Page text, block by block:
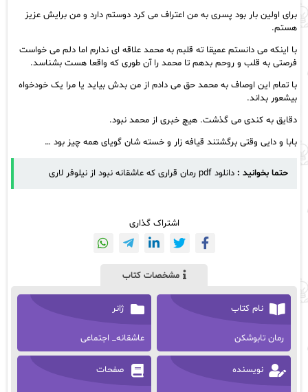
برای اولین بار بود پسری به من اعتراف می کرد دوستم دارد و من برایش عزیز
هستم.
با اینکه می دانستم عمیقا ته قلبم به محمد علاقه ای ندارم اما دلم می خواست
فرصتی به قلب و روحم بدهم تا محمد را آن طوری که واقعا هست بشناسد.
با تمام این اوصاف به محمد حق می دادم از من بدش بیاید یا مرا یک خودخواه
بیشعور بداند.
دقایق به کندی می گذشت. هیچ خبری از محمد نبود.
بابا و دایی وقتی برگشتند قیافه زار و خسته شان گویای همه چیز بود …
حتما بخوانید : دانلود pdf رمان قراری که عاشقانه نبود از نیلوفر لاری
اشتراک گذاری
مشخصات کتاب
نام کتاب
رمان تابوشکن
ژانر
عاشقانه_ اجتماعی
نویسنده صفحات